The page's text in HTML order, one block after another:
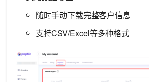
随时手动下载完整客户信息
支持CSV/Excel等多种格式